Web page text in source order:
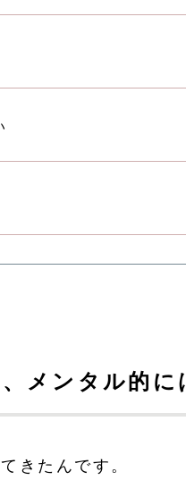
メンタル的に
きたんです。